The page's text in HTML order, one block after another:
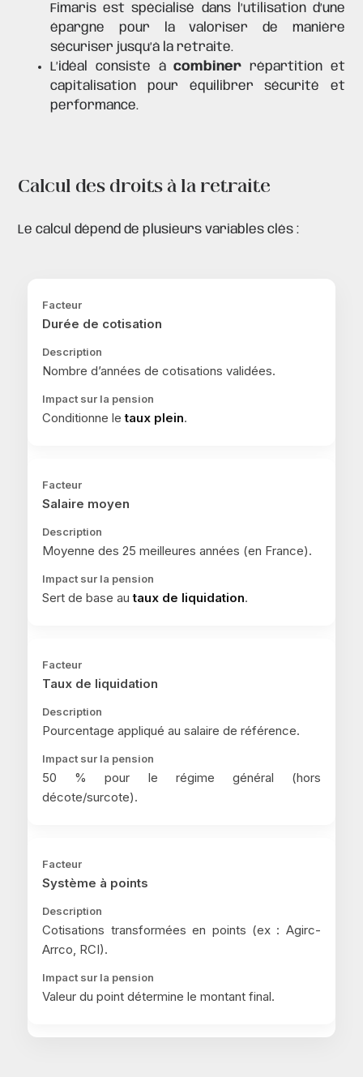
Fimaris est spécialisé dans l’utilisation d’une
épargne pour la valoriser de manière
sécuriser jusqu’à la retraite.
L’idéal consiste àcombiner répartition et
capitalisation pour équilibrer sécurité et
performance.
Calcul des droits à la retraite
Le calcul dépend de plusieurs variables clés :
Durée de cotisation
Nombre d’années de cotisations validées.
Conditionne letaux plein.
Salaire moyen
Moyenne des 25 meilleures années (en France).
Sert de base autaux de liquidation.
Taux de liquidation
Pourcentage appliqué au salaire de référence.
50 % pour le régime général (hors
décote/surcote).
Système à points
Cotisations transformées en points (ex : Agirc-
Arrco, RCI).
Valeur du point détermine le montant final.